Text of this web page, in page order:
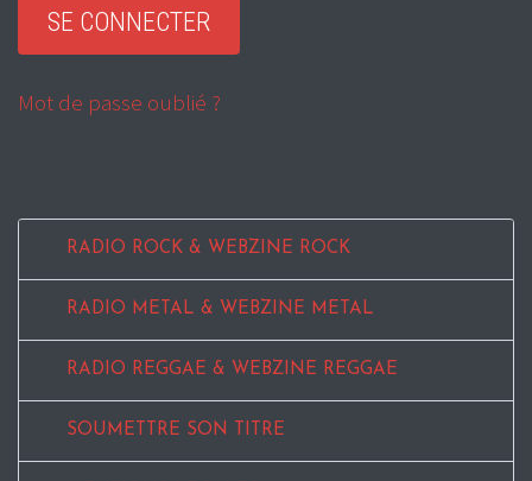
Mot de passe oublié ?
RADIO ROCK & WEBZINE ROCK
RADIO METAL & WEBZINE METAL
RADIO REGGAE & WEBZINE REGGAE
SOUMETTRE SON TITRE